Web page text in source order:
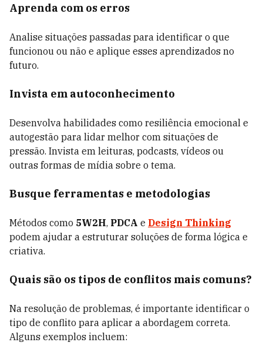
Aprenda com os erros
Analise situações passadas para identificar o que
funcionou ou não e aplique esses aprendizados no
futuro.
Invista em autoconhecimento
Desenvolva habilidades como resiliência emocional e
autogestão para lidar melhor com situações de
pressão. Invista em leituras, podcasts, vídeos ou
outras formas de mídia sobre o tema.
Busque ferramentas e metodologias
Métodos como 5W2H, PDCA e Design Thinking
podem ajudar a estruturar soluções de forma lógica e
criativa.
Quais são os tipos de conflitos mais comuns?
Na resolução de problemas, é importante identificar o
tipo de conflito para aplicar a abordagem correta.
Alguns exemplos incluem: